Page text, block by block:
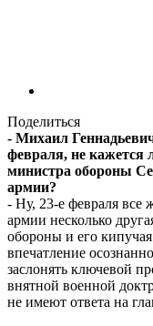
Поделиться
- Михаил
февраля, не кажется
министра обороны
армии?
- Ну, 23-е февраля все
армии несколько
обороны и его
впечатление
заслонять ключевой
внятной военной
не имеют ответа на